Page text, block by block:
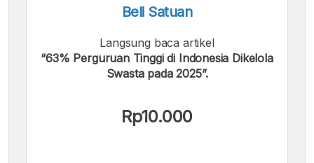
Beli Satuan
Langsung baca artikel
“63% Perguruan Tinggi di Indonesia Dikelola
Swasta pada 2025”.
Rp10.000